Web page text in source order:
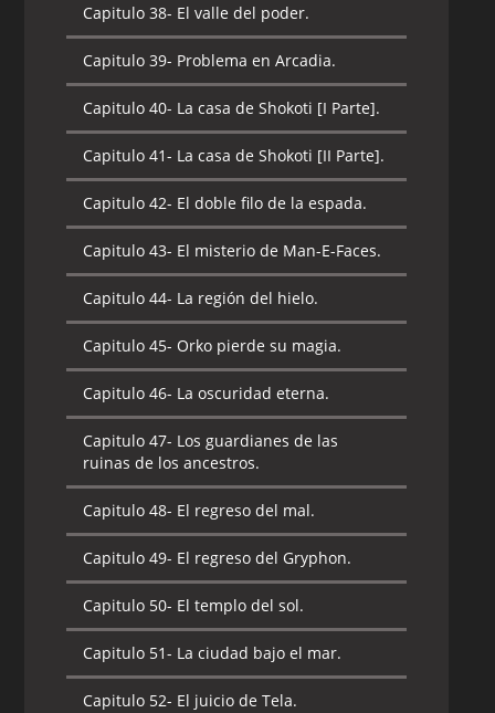
Capitulo 38- El valle del poder.
Capitulo 39- Problema en Arcadia.
Capitulo 40- La casa de Shokoti [I Parte].
Capitulo 41- La casa de Shokoti [II Parte].
Capitulo 42- El doble filo de la espada.
Capitulo 43- El misterio de Man-E-Faces.
Capitulo 44- La región del hielo.
Capitulo 45- Orko pierde su magia.
Capitulo 46- La oscuridad eterna.
Capitulo 47- Los guardianes de las
ruinas de los ancestros.
Capitulo 48- El regreso del mal.
Capitulo 49- El regreso del Gryphon.
Capitulo 50- El templo del sol.
Capitulo 51- La ciudad bajo el mar.
Capitulo 52- El juicio de Tela.